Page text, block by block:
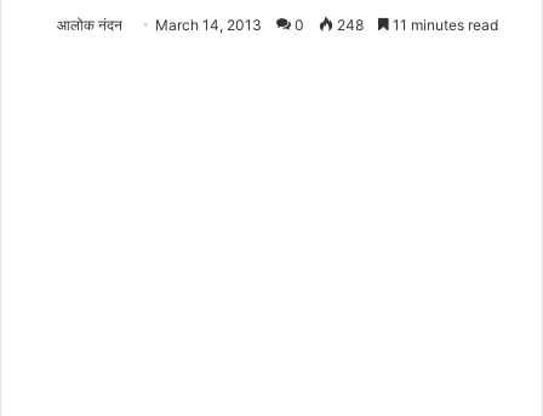
आलोक नंदन March 14, 2013 0 248 11 minutes read